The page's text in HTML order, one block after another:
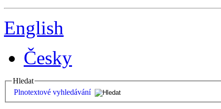
English
Česky
Hledat
Plnotextové vyhledávání